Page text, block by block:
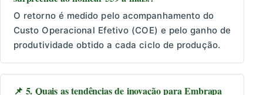
O retorno é medido pelo acompanhamento do
Custo Operacional Efetivo (COE) e pelo ganho de
produtividade obtido a cada ciclo de produção.
📌 5. Quais as tendências de inovação para Embrapa